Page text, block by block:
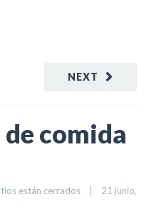
NEXT
de comida
están cerrados
21 junio,